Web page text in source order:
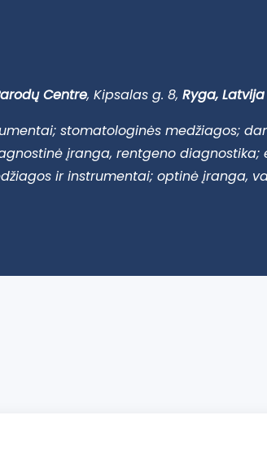
Centre, Kipsalas g. 8, Ryga, Latvija
stomatologinės medžiagos;
įranga, rentgeno
ir instrumentai; optinė įranga,